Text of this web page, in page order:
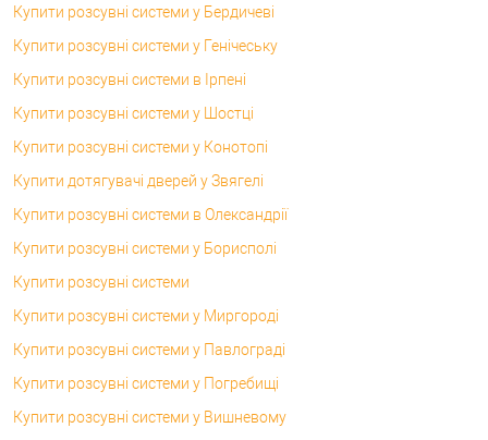
Купити розсувні системи у Бердичеві
Купити розсувні системи у Генічеську
Купити розсувні системи в Ірпені
Купити розсувні системи у Шостці
Купити розсувні системи у Конотопі
Купити дотягувачі дверей у Звягелі
Купити розсувні системи в Олександрії
Купити розсувні системи у Борисполі
Купити розсувні системи
Купити розсувні системи у Миргороді
Купити розсувні системи у Павлограді
Купити розсувні системи у Погребищі
Купити розсувні системи у Вишневому